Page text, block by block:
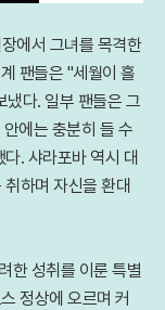
에서 그녀를 목격한
팬들은 "세월이 흘
냈다. 일부 팬들은 그
에는 충분히 들 수
. 샤라포바 역시 대
하며 자신을 환대
한 성취를 이룬 특별
정상에 오르며 커